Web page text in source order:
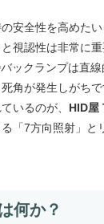
安全性を高めた
視認性は非常に重
ックランプは直
角が発生しがちで
いるのが、 HID屋
「7方向照射」と
何か？